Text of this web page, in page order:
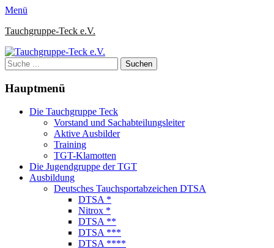
Zum
springen
Facebook
Instagram
Menü
Tauchgruppe-Teck e.V.
Suche
nach:
Hauptmenü
Die Tauchgruppe Teck
Vorstand und Sachabteilungsleiter
Aktive Ausbilder
Training
TGT-Klamotten
Die Jugendgruppe der TGT
Ausbildung
Deutsches Tauchsportabzeichen DTSA
DTSA *
Nitrox *
DTSA **
DTSA ***
DTSA ****